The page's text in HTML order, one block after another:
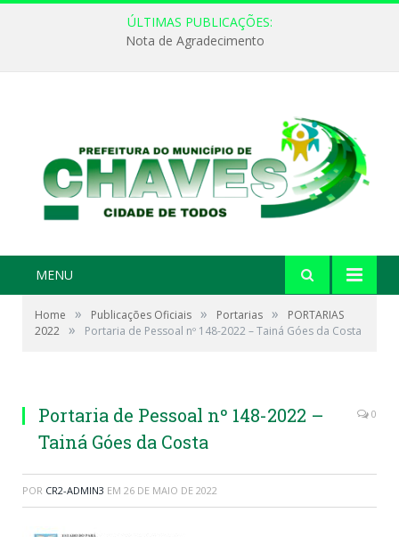
ÚLTIMAS PUBLICAÇÕES:
Nota de Agradecimento
MENU
Home » Publicações Oficiais » Portarias »
PORTARIAS
2022 » Portaria de Pessoal nº 148-2022 – Tainá Góes da Costa
Portaria de Pessoal nº 148-2022 –
Tainá Góes da Costa
0
POR CR2-ADMIN3 EM 26 DE MAIO DE 2022